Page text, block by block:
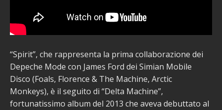
“Spirit”, che rappresenta la prima collaborazione dei
Depeche Mode con James Ford dei Simian Mobile
Disco (Foals, Florence & The Machine, Arctic
Monkeys), è il seguito di “Delta Machine”,
fortunatissimo album del 2013 che aveva debuttato al